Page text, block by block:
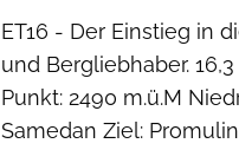
ET16 - Der Einstieg in
und Bergliebhaber.
Punkt: 2490 m.ü.M
Samedan Ziel: